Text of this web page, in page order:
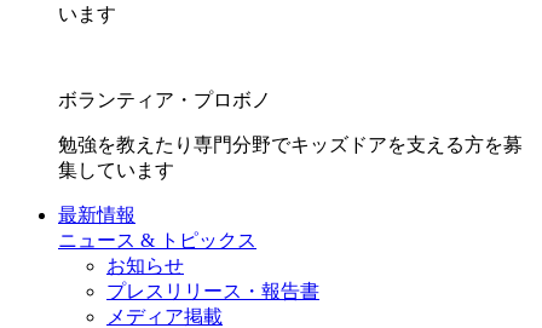
います
ボランティア・プロボノ
勉強を教えたり専門分野でキッズドアを支える方を募
集しています
最新情報
ニュース & トピックス
お知らせ
プレスリリース・報告書
メディア掲載